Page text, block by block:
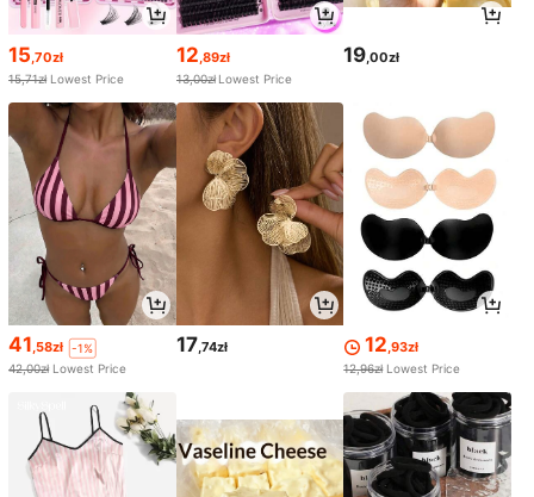
15 ,70zł
15,71zł Lowest Price
12 ,89zł
13,00zł Lowest Price
19 ,00zł
41,58zł
-1%
42,00zł Lowest Price
17,74zł 12,93zł
12,96zł Lowest Price